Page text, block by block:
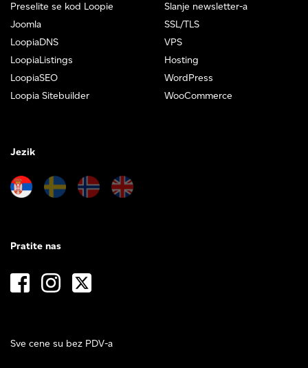
Preselite se kod Loopie
Joomla
LoopiaDNS
LoopiaListings
LoopiaSEO
Loopia Sitebuilder
Slanje newsletter-a
SSL/TLS
VPS
Hosting
WordPress
WooCommerce
Jezik
Sve cene su bez PDV-a
Pratite nas